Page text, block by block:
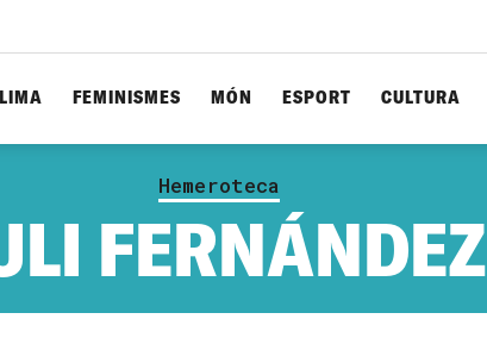
FEMINISMES MÓN ESPORT CULTURA
Hemeroteca
FERNÁNDEZ